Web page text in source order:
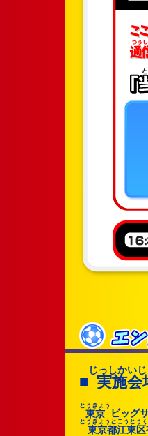
■ 実施会
じっしかいじ
東京
とうきょう
ビッグ
東京都江東区
とうきょうとこうとう